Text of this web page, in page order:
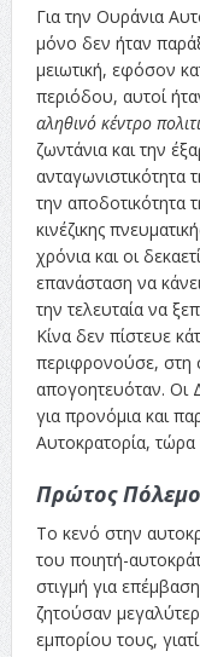
Για την Ουράνια
μόνο δεν ήταν
μειωτική, εφόσον
περιόδου, αυτοί
αληθινό κέντρο
ζωντάνια και την
ανταγωνιστικότητα
την αποδοτικότητα
κινέζικης
χρόνια και οι
επανάσταση να
την τελευταία να
Κίνα δεν πίστευε
περιφρονούσε, στη
απογοητευόταν. Οι
για προνόμια και
Αυτοκρατορία, τώρα
Πρώτος
Το κενό στην
του ποιητή-
στιγμή για
ζητούσαν
εμπορίου τους,